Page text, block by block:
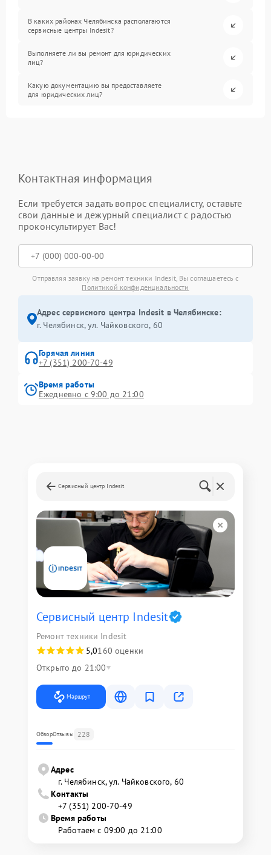
В каких районах Челябинска располагаются
сервисные центры Indesit?
Выполняете ли вы ремонт для юридических
лиц?
Какую документацию вы предоставляете
для юридических лиц?
Контактная информация
Если требуется задать вопрос специалисту, оставьте
свои данные и дежурный специалист с радостью
проконсультирует Вас!
Отправляя заявку на ремонт техники Indesit, Вы соглашаетесь с
Политикой конфиденциальности
Адрес сервисного центра Indesit в Челябинске:
г. Челябинск, ул. Чайковского, 60
Горячая линия
+7 (351) 200-70-49
Время работы
Ежедневно с 9:00 до 21:00
Сервисный центр Indesit
Сервисный центр Indesit
Ремонт техники Indesit
5,0160 оценки
Открыто до 21:00
Маршрут
ОбзорОтзывы 228
Адрес
г. Челябинск, ул. Чайковского, 60
Контакты
+7 (351) 200-70-49
Время работы
Работаем с 09:00 до 21:00